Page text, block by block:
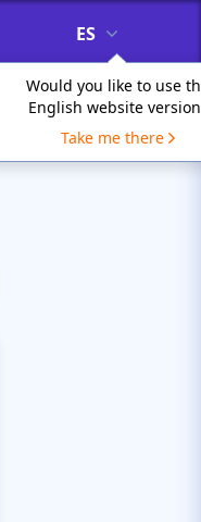
ES
Would you like to use
English website
Take me there